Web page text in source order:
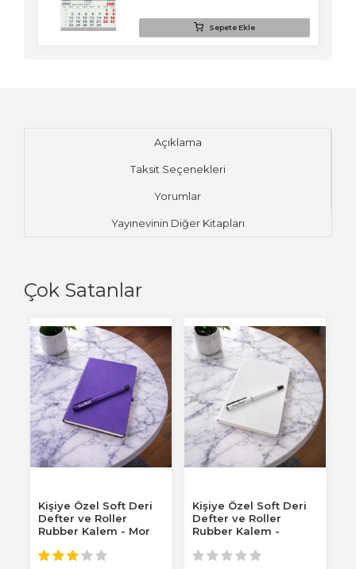
Sepete Ekle
Açıklama
Taksit Seçenekleri
Yorumlar
Yayınevinin Diğer Kitapları
Çok Satanlar
Kişiye Özel Soft Deri
Defter ve Roller
Rubber Kalem - Mor
Kişiye Özel Soft Deri
Defter ve Roller
Rubber Kalem -